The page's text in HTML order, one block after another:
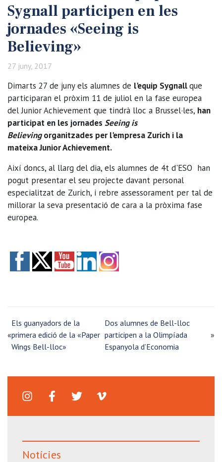
Sygnall participen en les
jornades «Seeing is
Believing»
27 juny, 2017
Dimarts 27 de juny els alumnes de l'equip Sygnallque
participaran el pròxim 11 de juliol en la fase europea
del Junior Achievement que tindrà lloc a Brussel·les, han
participat en les jornades Seeing is
Believingorganitzades per l'empresa Zurich i la
mateixa Junior Achievement.
Així doncs, al llarg del dia, els alumnes de 4t d'ESO han
pogut presentar el seu projecte davant personal
especialitzat de Zurich, i rebre assessorament per tal de
millorar la seva presentació de cara a la pròxima fase
europea.
«
Els guanyadors de la
primera edició de la «Paper
Wings Bell-lloc»
Dos alumnes de Bell-lloc
participen a la Olimpíada
Espanyola d’Economia
»
Notícies